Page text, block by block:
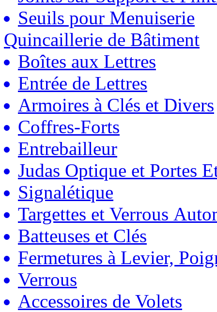
Seuils pour Menuiserie
Quincaillerie de Bâtiment
Boîtes aux Lettres
Entrée de Lettres
Armoires à Clés et Divers
Coffres-Forts
Entrebailleur
Judas Optique et Portes
Signalétique
Targettes et Verrous
Batteuses et Clés
Fermetures à Levier,
Verrous
Accessoires de Volets